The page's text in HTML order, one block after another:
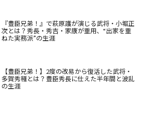
『豊臣兄弟！』で萩原護が演じる武将・小堀正
次とは？秀長・秀吉・家康が重用、“出家を重
ねた実務派”の生涯
【豊臣兄弟！】2度の改易から復活した武将・
多賀秀種とは？豊臣秀長に仕えた半年間と波乱
の生涯